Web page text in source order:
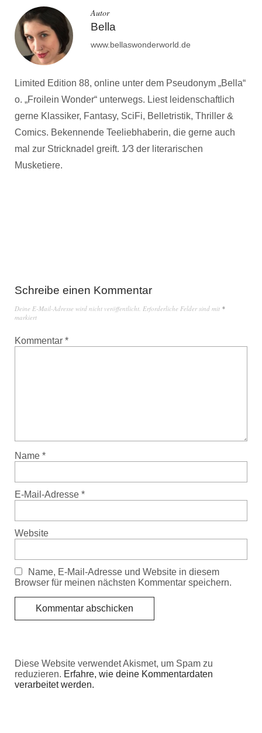
Autor
Bella
www.bellaswonderworld.de
Limited Edition 88, online unter dem Pseudonym „Bella“
o. „Froilein Wonder“ unterwegs. Liest leidenschaftlich
gerne Klassiker, Fantasy, SciFi, Belletristik, Thriller &
Comics. Bekennende Teeliebhaberin, die gerne auch
mal zur Stricknadel greift. 1⁄3 der literarischen
Musketiere.
Schreibe einen Kommentar
Deine E-Mail-Adresse wird nicht veröffentlicht. Erforderliche Felder sind mit *
markiert
Kommentar *
Name *
E-Mail-Adresse *
Website
Name, E-Mail-Adresse und Website in diesem
Browser für meinen nächsten Kommentar speichern.
Diese Website verwendet Akismet, um Spam zu
reduzieren. Erfahre, wie deine Kommentardaten
verarbeitet werden.